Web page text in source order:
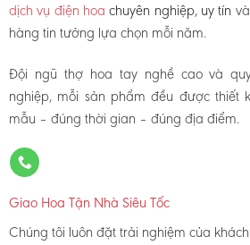
dịch vụ điện hoachuyên nghiệp, uy tín
hàng tin tưởng lựa chọn mỗi năm.
Đội ngũ thợ hoa tay nghề cao và
nghiệp, mỗi sản phẩm đều được thiết
mẫu – đúng thời gian – đúng địa điểm.
Giao Hoa Tận Nhà Siêu Tốc
Chúng tôi luôn đặt trải nghiệm của